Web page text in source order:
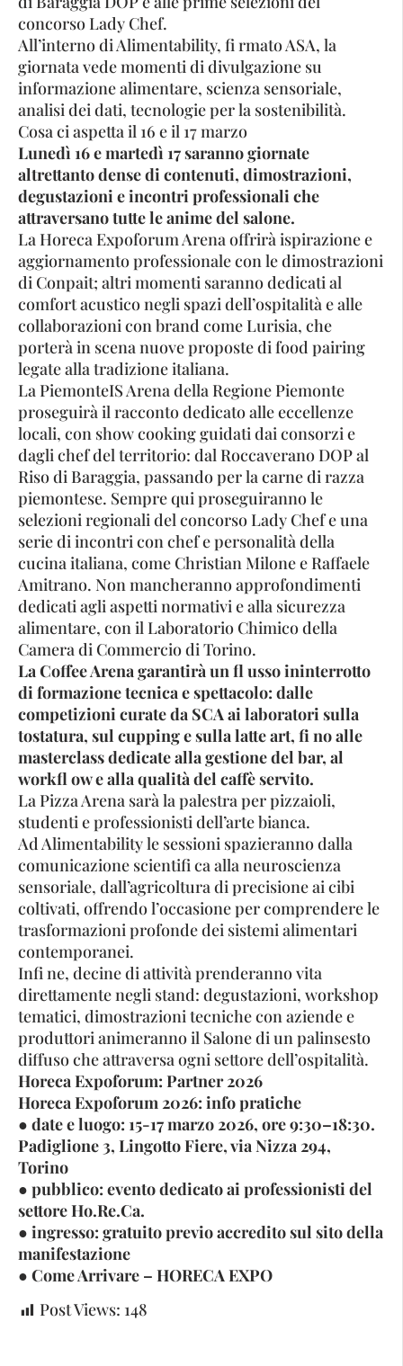
concorso Lady Chef.
All’interno di Alimentability, fi rmato ASA, la
giornata vede momenti di divulgazione su
informazione alimentare, scienza sensoriale,
analisi dei dati, tecnologie per la sostenibilità.
Cosa ci aspetta il 16 e il 17 marzo
Lunedì 16 e martedì 17 saranno giornate
altrettanto dense di contenuti, dimostrazioni,
degustazioni e incontri professionali che
attraversano tutte le anime del salone.
La Horeca Expoforum Arena offrirà ispirazione e
aggiornamento professionale con le dimostrazioni
di Conpait; altri momenti saranno dedicati al
comfort acustico negli spazi dell’ospitalità e alle
collaborazioni con brand come Lurisia, che
porterà in scena nuove proposte di food pairing
legate alla tradizione italiana.
La PiemonteIS Arena della Regione Piemonte
proseguirà il racconto dedicato alle eccellenze
locali, con show cooking guidati dai consorzi e
dagli chef del territorio: dal Roccaverano DOP al
Riso di Baraggia, passando per la carne di razza
piemontese. Sempre qui proseguiranno le
selezioni regionali del concorso Lady Chef e una
serie di incontri con chef e personalità della
cucina italiana, come Christian Milone e Raffaele
Amitrano. Non mancheranno approfondimenti
dedicati agli aspetti normativi e alla sicurezza
alimentare, con il Laboratorio Chimico della
Camera di Commercio di Torino.
La Coffee Arena garantirà un fl usso ininterrotto
di formazione tecnica e spettacolo: dalle
competizioni curate da SCA ai laboratori sulla
tostatura, sul cupping e sulla latte art, fi no alle
masterclass dedicate alla gestione del bar, al
workfl ow e alla qualità del caffè servito.
La Pizza Arena sarà la palestra per pizzaioli,
studenti e professionisti dell’arte bianca.
Ad Alimentability le sessioni spazieranno dalla
comunicazione scientifi ca alla neuroscienza
sensoriale, dall’agricoltura di precisione ai cibi
coltivati, offrendo l’occasione per comprendere le
trasformazioni profonde dei sistemi alimentari
contemporanei.
Infi ne, decine di attività prenderanno vita
direttamente negli stand: degustazioni, workshop
tematici, dimostrazioni tecniche con aziende e
produttori animeranno il Salone di un palinsesto
diffuso che attraversa ogni settore dell’ospitalità.
Horeca Expoforum: Partner 2026
Horeca Expoforum 2026: info pratiche
● date e luogo: 15-17 marzo 2026, ore 9:30–18:30.
Padiglione 3, Lingotto Fiere, via Nizza 294,
Torino
● pubblico: evento dedicato ai professionisti del
settore Ho.Re.Ca.
● ingresso: gratuito previo accredito sul sito della
manifestazione
● Come Arrivare – HORECA EXPO
Post Views: 148